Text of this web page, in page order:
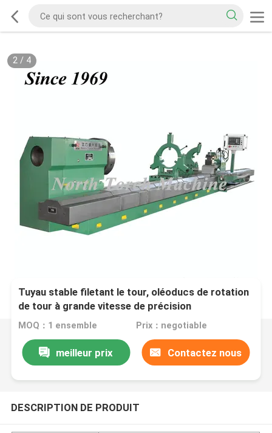
2/ 4
Tuyau stable filetant le tour, oléoducs de rotation
de tour à grande vitesse de précision
MOQ：1 ensemble Prix：negotiable
meilleur prix Contactez nous
DESCRIPTION DE PRODUIT